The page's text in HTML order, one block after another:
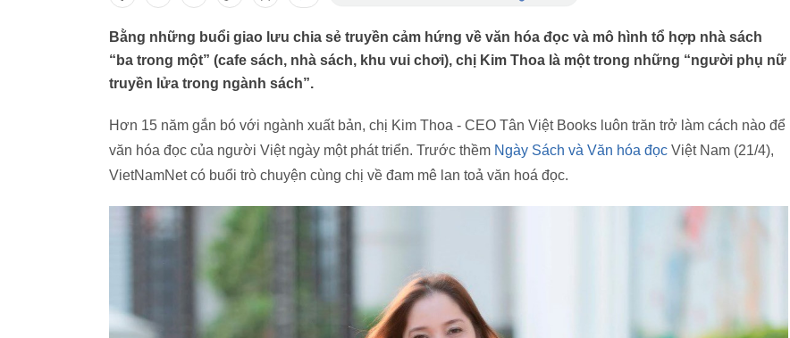
Bằng những buổi giao lưu chia sẻ truyền cảm hứng về văn hóa đọc và mô hình tổ hợp nhà sách
“ba trong một” (cafe sách, nhà sách, khu vui chơi), chị Kim Thoa là một trong những “người phụ nữ
truyền lửa trong ngành sách”.
Hơn 15 năm gắn bó với ngành xuất bản, chị Kim Thoa - CEO Tân Việt Books luôn trăn trở làm cách nào để
văn hóa đọc của người Việt ngày một phát triển. Trước thềm Ngày Sách và Văn hóa đọc Việt Nam (21/4),
VietNamNet có buổi trò chuyện cùng chị về đam mê lan toả văn hoá đọc.